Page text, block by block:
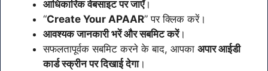
आधिकारिक वेबसाइट पर जाएँ।
“Create Your APAAR” पर क्लिक करें।
आवश्यक जानकारी भरें और सबमिट करें।
सफलतापूर्वक सबमिट करने के बाद, आपका अपार आईडी
कार्ड स्क्रीन पर दिखाई देगा।